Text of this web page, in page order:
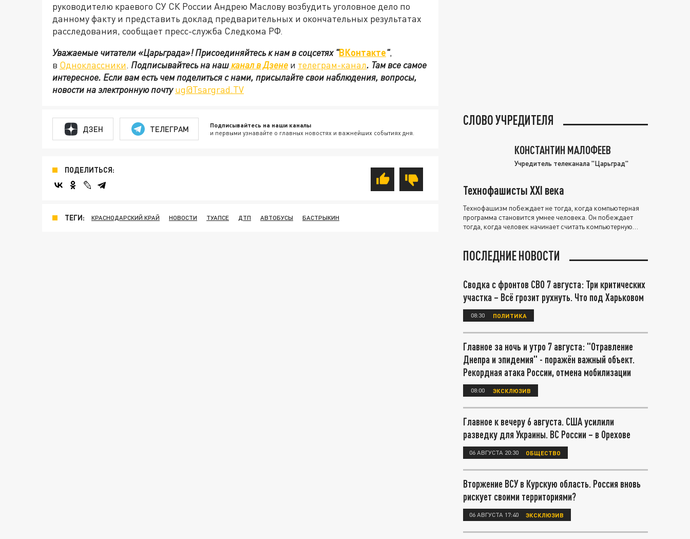
руководителю краевого СУ СК России Андрею Маслову возбудить уголовное дело по
данному факту и представить доклад предварительных и окончательных результатах
расследования, сообщает пресс-служба Следкома РФ.
Уважаемые читатели «Царьграда»!Присоединяйтесь к нам в соцсетях"ВКонтакте",
в Одноклассники. Подписывайтесь на нашканал в Дзене и телеграм-канал. Там все самое
интересное. Если вам есть чем поделиться с нами, присылайте свои наблюдения, вопросы,
новости на электронную почтуug@Tsargrad.TV
ДЗЕН ТЕЛЕГРАМ Подписывайтесь на наши каналы
и первыми узнавайте о главных новостях и важнейших событиях дня.
ПОДЕЛИТЬСЯ:
ТЕГИ: КРАСНОДАРСКИЙ КРАЙ НОВОСТИ ТУАПСЕ ДТП АВТОБУСЫ БАСТРЫКИН
СЛОВО УЧРЕДИТЕЛЯ
КОНСТАНТИН МАЛОФЕЕВ
Учредитель телеканала "Царьград"
Технофашисты XXI века
Технофашизм побеждает не тогда, когда компьютерная
программа становится умнее человека. Он побеждает
тогда, когда человек начинает считать компьютерную
ПОСЛЕДНИЕ НОВОСТИ
Сводка с фронтов СВО 7 августа: Три критических
участка – Всё грозит рухнуть. Что под Харьковом
08:30 ПОЛИТИКА
Главное за ночь и утро 7 августа: "Отравление
Днепра и эпидемия" - поражён важный объект.
Рекордная атака России, отмена мобилизации
08:00 ЭКСКЛЮЗИВ
Главное к вечеру 6 августа. США усилили
разведку для Украины. ВС России – в Орехове
06 АВГУСТА 20:30 ОБЩЕСТВО
Вторжение ВСУ в Курскую область. Россия вновь
рискует своими территориями?
06 АВГУСТА 17:40 ЭКСКЛЮЗИВ